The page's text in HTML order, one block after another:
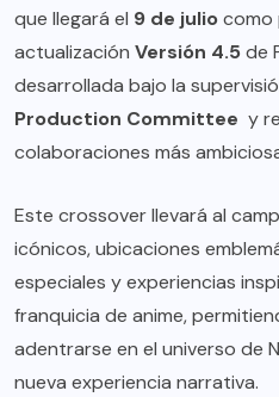
que llegará el 9 de juliocomo
actualización Versión 4.5de
desarrollada bajo la
Production Committee y
colaboraciones más
Este crossover llevará al
icónicos, ubicaciones
especiales y experiencias
franquicia de anime,
adentrarse en el universo de
nueva experiencia narrativa.